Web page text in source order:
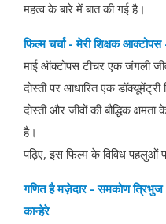
महत्व के बारे में बात की गई है।
फिल्म चर्चा - मेरी शिक्षक आक्टोपस
माई ऑक्टोपस टीचर एक जंगली
दोस्ती पर आधारित एक
दोस्ती और जीवों की बौद्धिक
है।
पढ़िए, इस फिल्म के विविध
गणित है मज़ेदार - समकोण
कान्हेरे